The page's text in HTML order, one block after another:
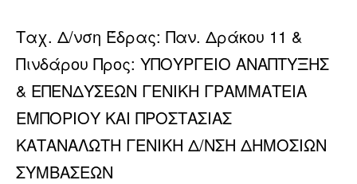
Ταχ. Δ/νση Έδρας: Παν. Δράκου 11 &
Πινδάρου Προς: ΥΠΟΥΡΓΕΙΟ ΑΝΑΠΤΥΞΗΣ
& ΕΠΕΝΔΥΣΕΩΝ ΓΕΝΙΚΗ ΓΡΑΜΜΑΤΕΙΑ
ΕΜΠΟΡΙΟΥ ΚΑΙ ΠΡΟΣΤΑΣΙΑΣ
ΚΑΤΑΝΑΛΩΤΗ ΓΕΝΙΚΗ Δ/ΝΣΗ ΔΗΜΟΣΙΩΝ
ΣΥΜΒΑΣΕΩΝ